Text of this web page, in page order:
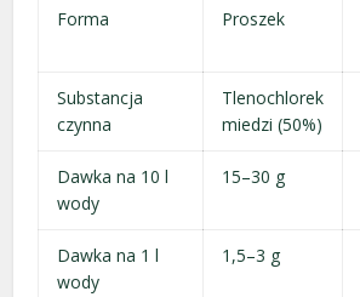
Forma Proszek
Substancja
czynna
Tlenochlorek
miedzi (50%)
Dawka na 10 l
wody
15–30 g
Dawka na 1 l
wody
1,5–3 g